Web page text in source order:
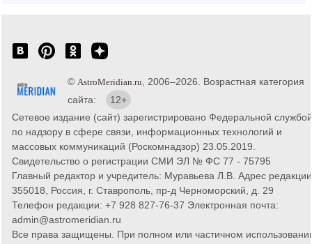
© AstroMeridian.ru , 2006–2026. Возрастная категория
сайта:
12+
Сетевое издание (сайт) зарегистрировано Федеральной службой
по надзору в сфере связи, информационных технологий и
массовых коммуникаций (Роскомнадзор) 23.05.2019.
Свидетельство о регистрации СМИ ЭЛ № ФС 77 - 75795
Главный редактор и учредитель: Муравьева Л.В. Адрес
355018, Россия, г. Ставрополь, пр-д Черноморский, д. 29
Телефон редакции: +7 928 827-76-37 Электронная почта:
admin@astromeridian.ru
Все права защищены. При полном или частичном